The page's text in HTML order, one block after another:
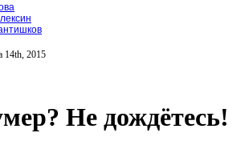
14th, 2015
Не дождётесь!